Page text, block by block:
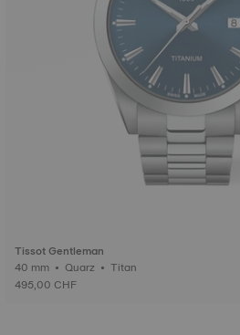
Tissot Gentleman
40 mm • Quarz • Titan
495,00 CHF